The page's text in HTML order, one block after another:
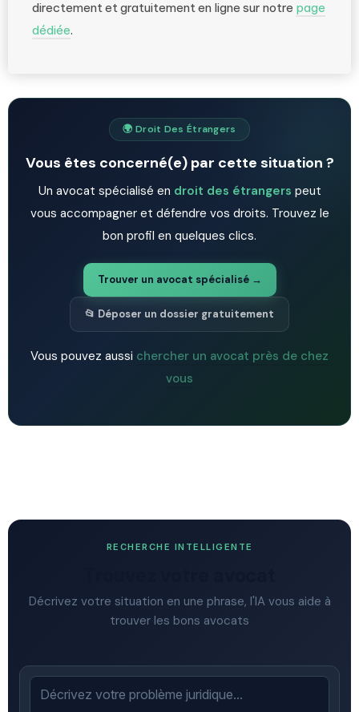
directement et gratuitement en ligne sur notre page
dédiée.
🌍 Droit Des Étrangers
Vous êtes concerné(e) par cette situation ?
Un avocat spécialisé en droit des étrangers peut
vous accompagner et défendre vos droits. Trouvez le
bon profil en quelques clics.
Trouver un avocat spécialisé →
📂 Déposer un dossier gratuitement
Vous pouvez aussi chercher un avocat près de chez
vous
RECHERCHE INTELLIGENTE
Décrivez votre situation en une phrase, l'IA vous aide à
trouver les bons avocats